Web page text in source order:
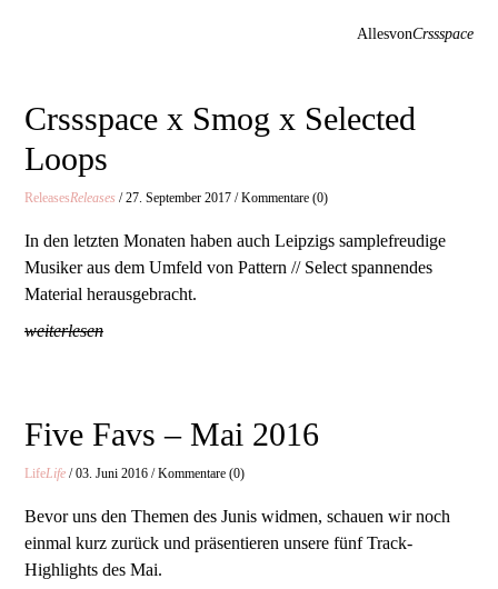
AllesvonCrssspace
Crssspace x Smog x Selected
Loops
ReleasesReleases / 27. September 2017 / Kommentare (0)
In den letzten Monaten haben auch Leipzigs samplefreudige
Musiker aus dem Umfeld von Pattern // Select spannendes
Material herausgebracht.
weiterlesen
Five Favs – Mai 2016
LifeLife / 03. Juni 2016 / Kommentare (0)
Bevor uns den Themen des Junis widmen, schauen wir noch
einmal kurz zurück und präsentieren unsere fünf Track-
Highlights des Mai.